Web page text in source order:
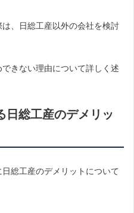
、日総工産以外の会社を検討
きない理由について詳しく述
日総工産のデメリッ
総工産のデメリットについて